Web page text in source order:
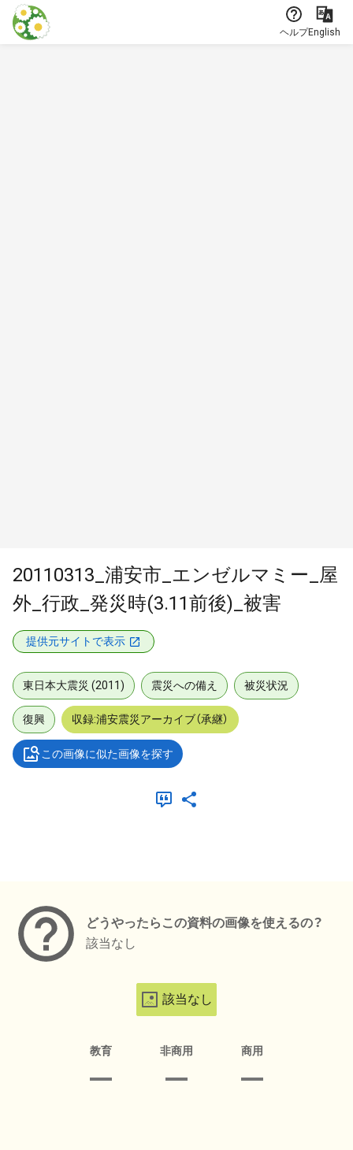
本文に飛ぶ
ヘルプEnglish
20110313_浦安市_エンゼルマミー_屋
外_行政_発災時(3.11前後)_被害
提供元サイトで表示
東日本大震災 (2011) 震災への備え 被災状況
復興 収録:浦安震災アーカイブ（承継）
この画像に似た画像を探す
どうやったらこの資料の画像を使えるの？
該当なし
該当なし
教育 非商用 商用